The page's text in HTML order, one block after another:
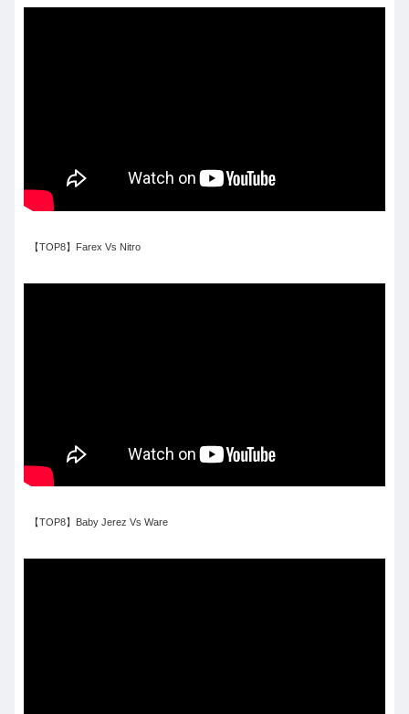
【TOP8】Farex Vs Nitro
【TOP8】Baby Jerez Vs Ware